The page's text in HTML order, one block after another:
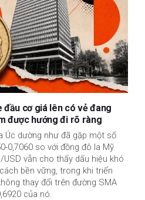
đầu cơ giá lên có vẻ đang
được hướng đi rõ ràng
Úc dường như đã gặp một số
0,7060 so với đồng đô la Mỹ
vẫn cho thấy dấu hiệu khó
bền vững, trong khi triển
thay đổi trên đường SMA
của nó.